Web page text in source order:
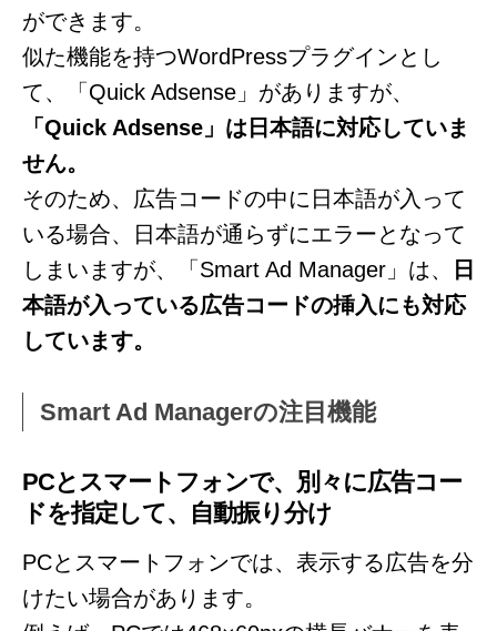
ができます。
似た機能を持つWordPressプラグインとし
て、「Quick Adsense」がありますが、
「Quick Adsense」は日本語に対応していま
せん。
そのため、広告コードの中に日本語が入って
いる場合、日本語が通らずにエラーとなって
しまいますが、「Smart Ad Manager」は、
日
本語が入っている広告コードの挿入にも対応
しています。
Smart Ad Managerの注目機能
PCとスマートフォンで、別々に広告コー
ドを指定して、自動振り分け
PCとスマートフォンでは、表示する広告を分
けたい場合があります。